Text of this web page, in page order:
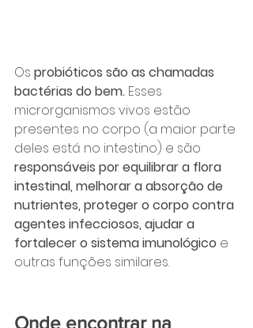
Os probióticos são as chamadas
bactérias do bem. Esses
microrganismos vivos estão
presentes no corpo (a maior parte
deles está no intestino) e são
responsáveis por equilibrar a flora
intestinal, melhorar a absorção de
nutrientes, proteger o corpo contra
agentes infecciosos, ajudar a
fortalecer o sistema imunológico e
outras funções similares.
Onde encontrar na